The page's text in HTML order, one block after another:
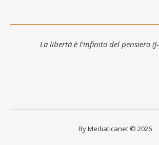
La libertà è l’infinito del pensiero
By Mediaticanet © 2026